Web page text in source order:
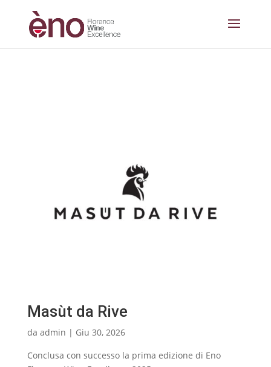
Masùt da Rive
da admin | Giu 30, 2026
Conclusa con successo la prima edizione di Eno